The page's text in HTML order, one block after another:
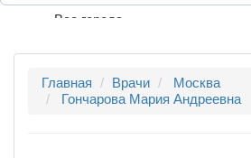
Все города
Главная Врачи
Москва
Гончарова Мария Андреевна